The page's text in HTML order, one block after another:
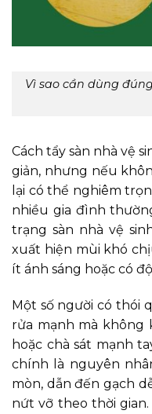
Vì sao cần dùng
Cách tẩy sàn nhà vệ
giản, nhưng nếu
lại có thể nghiêm
nhiều gia đình
trạng sàn nhà vệ
xuất hiện mùi khó
ít ánh sáng hoặc có
Một số người có thói
rửa mạnh mà không
hoặc chà sát mạnh
chính là nguyên
mòn, dẫn đến gạch
nứt vỡ theo thời